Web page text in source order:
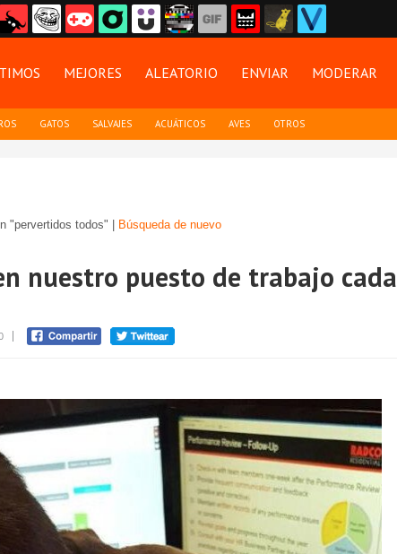
MEJORES ALEATORIO ENVIAR MODERAR
GATOS SALVAJES ACUÁTICOS AVES OTROS
"pervertidos todos" | Búsqueda de nuevo
nuestro puesto de trabajo cada